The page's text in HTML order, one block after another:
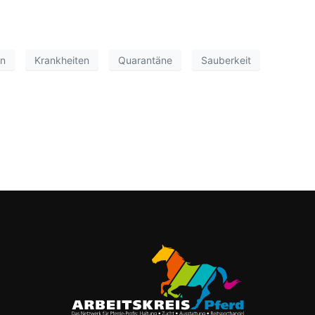
Krankheiten Quarantäne Sauberkeit